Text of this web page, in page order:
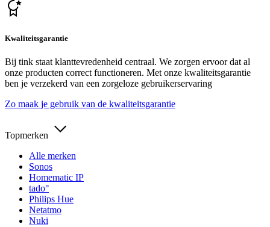
Kwaliteitsgarantie
Bij tink staat klanttevredenheid centraal. We zorgen ervoor dat al
onze producten correct functioneren. Met onze kwaliteitsgarantie
ben je verzekerd van een zorgeloze gebruikerservaring
Zo maak je gebruik van de kwaliteitsgarantie
Topmerken
Alle merken
Sonos
Homematic IP
tado°
Philips Hue
Netatmo
Nuki